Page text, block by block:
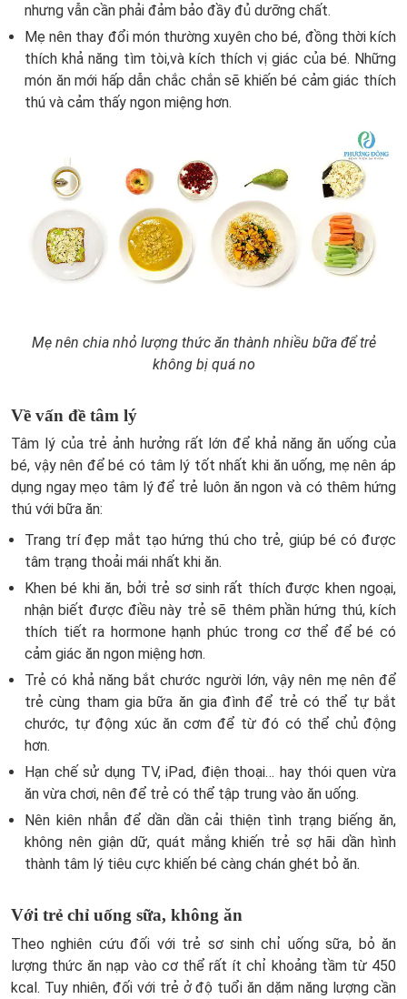
nhưng vẫn cần phải đảm bảo đầy đủ dưỡng chất.
Mẹ nên thay đổi món thường xuyên cho bé, đồng thời kích
thích khả năng tìm tòi,và kích thích vị giác của bé. Những
món ăn mới hấp dẫn chắc chắn sẽ khiến bé cảm giác thích
thú và cảm thấy ngon miệng hơn.
Mẹ nên chia nhỏ lượng thức ăn thành nhiều bữa để trẻ
không bị quá no
Về vấn đề tâm lý
Tâm lý của trẻ ảnh hưởng rất lớn để khả năng ăn uống của
bé, vậy nên để bé có tâm lý tốt nhất khi ăn uống, mẹ nên áp
dụng ngay mẹo tâm lý để trẻ luôn ăn ngon và có thêm hứng
thú với bữa ăn:
Trang trí đẹp mắt tạo hứng thú cho trẻ, giúp bé có được
tâm trạng thoải mái nhất khi ăn.
Khen bé khi ăn, bởi trẻ sơ sinh rất thích được khen ngoại,
nhận biết được điều này trẻ sẽ thêm phần hứng thú, kích
thích tiết ra hormone hạnh phúc trong cơ thể để bé có
cảm giác ăn ngon miệng hơn.
Trẻ có khả năng bắt chước người lớn, vậy nên mẹ nên để
trẻ cùng tham gia bữa ăn gia đình để trẻ có thể tự bắt
chước, tự động xúc ăn cơm để từ đó có thể chủ động
hơn.
Hạn chế sử dụng TV, iPad, điện thoại… hay thói quen vừa
ăn vừa chơi, nên để trẻ có thể tập trung vào ăn uống.
Nên kiên nhẫn để dần dần cải thiện tình trạng biếng ăn,
không nên giận dữ, quát mắng khiến trẻ sợ hãi dần hình
thành tâm lý tiêu cực khiến bé càng chán ghét bỏ ăn.
Với trẻ chỉ uống sữa, không ăn
Theo nghiên cứu đối với trẻ sơ sinh chỉ uống sữa, bỏ ăn
lượng thức ăn nạp vào cơ thể rất ít chỉ khoảng tầm từ 450
kcal. Tuy nhiên, đối với trẻ ở độ tuổi ăn dặm năng lượng cần